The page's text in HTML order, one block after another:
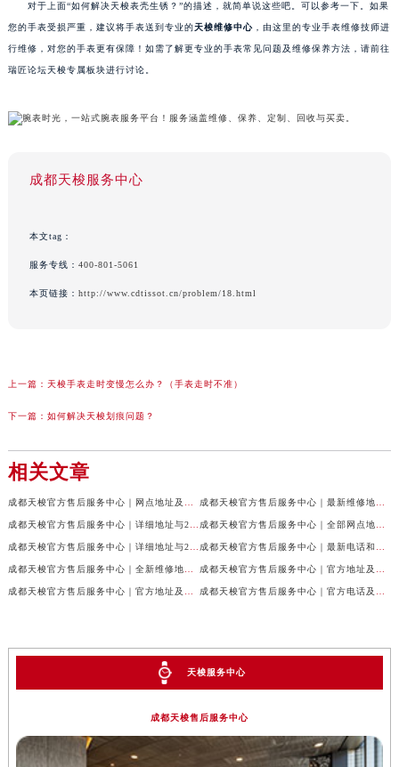
对于上面“如何解决天梭表壳生锈？”的描述，就简单说这些吧。可以参考一下。如果
您的手表受损严重，建议将手表送到专业的天梭维修中心，由这里的专业手表维修技师进
行维修，对您的手表更有保障！如需了解更专业的手表常见问题及维修保养方法，请前往
瑞匠论坛天梭专属板块进行讨论。
成都天梭服务中心
本文tag：
服务专线： 400-801-5061
本页链接： http://www.cdtissot.cn/problem/18.html
上一篇： 天梭手表走时变慢怎么办？（手表走时不准）
下一篇： 如何解决天梭划痕问题？
相关文章
成都天梭官方售后服务中心｜网点地址及售后服务热线权威信息公示（2026年7月最新） 成都天梭官方售后服务中心｜最新维修地址与客服电话权威信息公示（2026年7月最新）
成都天梭官方售后服务中心｜详细地址与24小时客服热线权威信息公示（2026年7月最新） 成都天梭官方售后服务中心｜全部网点地址与售后热线权威信息公示（2026年7月最新）
成都天梭官方售后服务中心｜详细地址与24小时客服电话权威信息公示（2026年7月最新） 成都天梭官方售后服务中心｜最新电话和网点地址权威信息公示（2026年7月最新）
成都天梭官方售后服务中心｜全新维修地址和客服热线权威信息公示（2026年7月最新） 成都天梭官方售后服务中心｜官方地址及售后热线电话权威信息公示（2026年7月最新）
成都天梭官方售后服务中心｜官方地址及售后热线权威信息公示（2026年7月最新） 成都天梭官方售后服务中心｜官方电话及详细维修地址权威信息公示（2026年7月最新）
天梭服务中心
成都天梭售后服务中心